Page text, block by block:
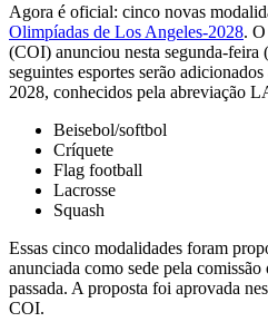
Agora é oficial: cinco novas
Olimpíadas de Los Angeles-2028.
(COI) anunciou nesta segunda-feira
seguintes esportes serão
2028, conhecidos pela abreviação
Beisebol/softbol
Críquete
Flag football
Lacrosse
Squash
Essas cinco modalidades foram
anunciada como sede pela comissão
passada. A proposta foi aprovada
COI.